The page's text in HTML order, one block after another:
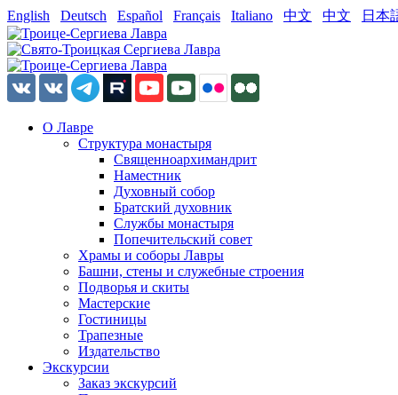
English Deutsch Español Français Italiano 中文 中文 日本
О Лавре
Структура монастыря
Священноархимандрит
Наместник
Духовный собор
Братский духовник
Службы монастыря
Попечительский совет
Храмы и соборы Лавры
Башни, стены и служебные строения
Подворья и скиты
Мастерские
Гостиницы
Трапезные
Издательство
Экскурсии
Заказ экскурсий